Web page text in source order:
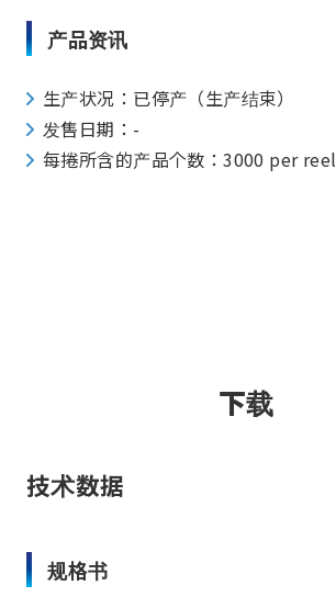
产品资讯
生产状况：已停产（生产结束）
发售日期：-
每捲所含的产品个数：3000 per reel
下载
技术数据
规格书